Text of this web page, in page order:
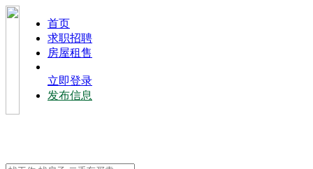
⾸⻚
求职招聘
房屋租售
立即登录
发布信息